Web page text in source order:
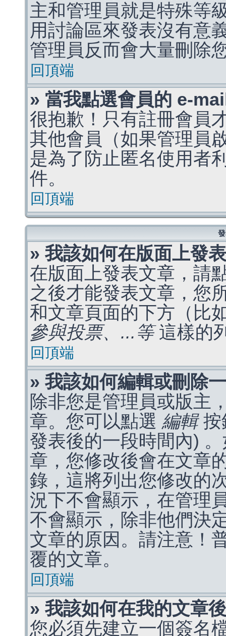
主和管理員就是特殊等
用討論區來發表沒有意
管理員反而會大量刪除
回頂端
» 當我點選會員的 e-
很抱歉！只有註冊會員
其他會員（如果管理員
是為了防止匿名使用者
件。
回頂端
» 我該如何在版面上發
在版面上發表文章，請
之後才能發表文章，您
和文章頁面的下方（比
參與投票、...等這樣的
回頂端
» 我該如何編輯或刪除
除非您是管理員或版主
章。您可以點選 編輯按
發表後的一段時間內)
章，您修改後會在文章
錄，這將列出您修改的
況下不會顯示，在管理
不會顯示，除非他們決
文章的原因。請注意！
覆的文章。
回頂端
» 我該如何在我的文章
您必須先建立一個簽名